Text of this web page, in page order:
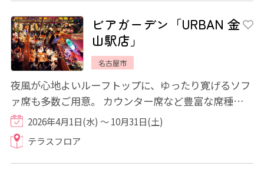
ビアガーデン「URBAN 金
山駅店」
名古屋市
夜風が心地よいルーフトップに、ゆったり寛げるソフ
ァ席も多数ご用意。 カウンター席など豊富な席種があ
り、抜群の開放で景色も楽しむ“空の上のリ...
2026年4月1日(水) ～ 10月31日(土)
テラスフロア